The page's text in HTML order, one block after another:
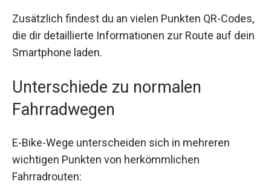
Zusätzlich findest du an vielen Punkten QR-Codes,
die dir detaillierte Informationen zur Route auf dein
Smartphone laden.
Unterschiede zu normalen
Fahrradwegen
E-Bike-Wege unterscheiden sich in mehreren
wichtigen Punkten von herkömmlichen
Fahrradrouten: